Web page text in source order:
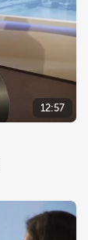
12:57